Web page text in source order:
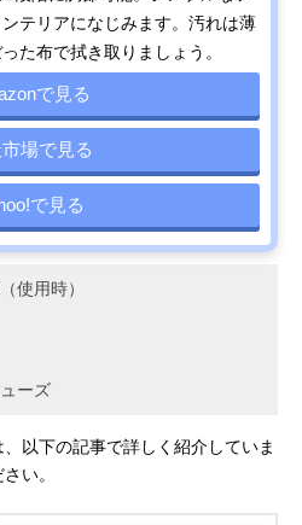
テリアになじみます。汚れは薄
た布で拭き取りましょう。
で見る
場で見る
で見る
使用時）
ーズ
以下の記事で詳しく紹介していま
い。